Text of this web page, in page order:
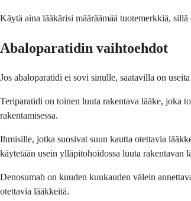
Käytä aina lääkärisi määräämää tuotemerkkiä,
Abaloparatidin vaihtoehdot
Jos abaloparatidi ei sovi sinulle, saatavilla on
Teriparatidi on toinen luuta rakentava lääke, joka
rakentamisessa.
Ihmisille, jotka suosivat suun kautta otettavia
käytetään usein ylläpitohoidossa luuta rakentavan
Denosumab on kuuden kuukauden välein
otettavia lääkkeitä.